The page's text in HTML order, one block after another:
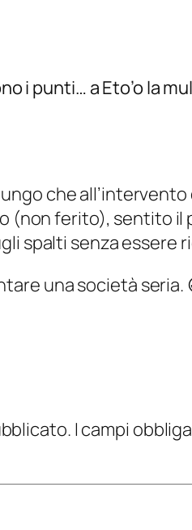
i punti… a Eto’o la
che
(non ferito), sentito il
spalti senza essere
una società seria.
I campi